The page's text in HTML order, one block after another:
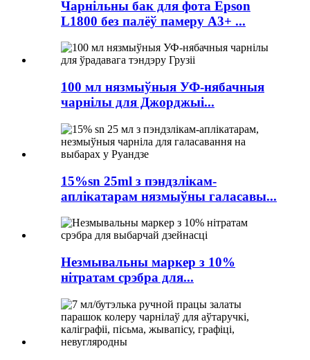
Чарнільны бак для фота Epson
L1800 без палёў памеру A3+ ...
100 мл нязмыўныя УФ-нябачныя
чарнілы для Джорджыі...
15%sn 25ml з пэндзлікам-
аплікатарам нязмыўны галасавы...
Незмывальны маркер з 10%
нітратам срэбра для...